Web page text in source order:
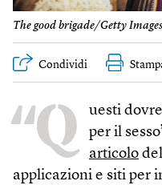
The good brigade/Getty Images
Condividi
“Q uesti
per il
articolo
applicazioni e siti per